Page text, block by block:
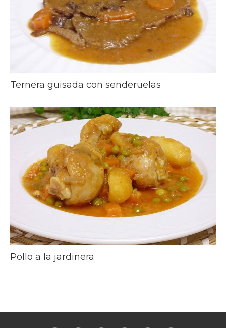
Ternera guisada con senderuelas
Pollo a la jardinera